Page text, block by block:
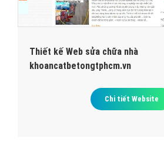
Thiết kế Web sửa chữa nhà
khoancatbetongtphcm.vn
Chi tiết Website